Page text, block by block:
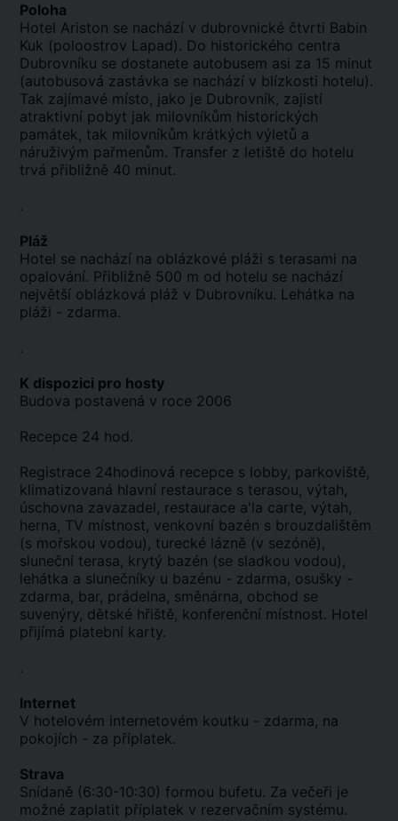
Poloha
Hotel Ariston se nachází v dubrovnické čtvrti Babin
Kuk (poloostrov Lapad). Do historického centra
Dubrovníku se dostanete autobusem asi za 15 minut
(autobusová zastávka se nachází v blízkosti hotelu).
Tak zajímavé místo, jako je Dubrovník, zajistí
atraktivní pobyt jak milovníkům historických
památek, tak milovníkům krátkých výletů a
náruživým pařmenům. Transfer z letiště do hotelu
trvá přibližně 40 minut.
.
Pláž
Hotel se nachází na oblázkové pláži s terasami na
opalování. Přibližně 500 m od hotelu se nachází
největší oblázková pláž v Dubrovníku. Lehátka na
pláži - zdarma.
.
K dispozici pro hosty
Budova postavená v roce 2006
Recepce 24 hod.
Registrace 24hodinová recepce s lobby, parkoviště,
klimatizovaná hlavní restaurace s terasou, výtah,
úschovna zavazadel, restaurace a'la carte, výtah,
herna, TV místnost, venkovní bazén s brouzdalištěm
(s mořskou vodou), turecké lázně (v sezóně),
sluneční terasa, krytý bazén (se sladkou vodou),
lehátka a slunečníky u bazénu - zdarma, osušky -
zdarma, bar, prádelna, směnárna, obchod se
suvenýry, dětské hřiště, konferenční místnost. Hotel
přijímá platební karty.
.
Internet
V hotelovém internetovém koutku - zdarma, na
pokojích - za příplatek.
Strava
Snídaně (6:30-10:30) formou bufetu. Za večeři je
možné zaplatit příplatek v rezervačním systému.